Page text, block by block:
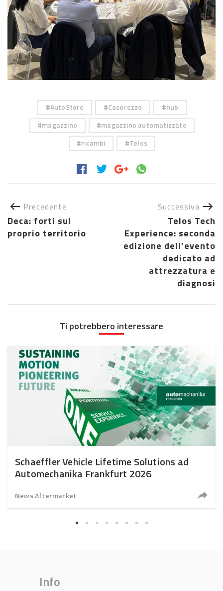
AutoStore Casorezzo
hub
magazzino
magazzino automatizzato
ricambi
Telos
Precedente
Deca: forti sul
proprio territorio
Successiva
Telos Tech
Experience: seconda
edizione dell’evento
dedicato ad
attrezzatura e
diagnosi
Ti potrebbero interessare
Schaeffler Vehicle Lifetime Solutions ad
Automechanika Frankfurt 2026
News Aftermarket
Info